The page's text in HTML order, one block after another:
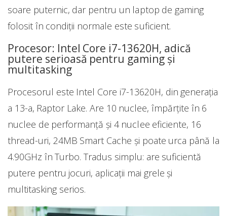
soare puternic, dar pentru un laptop de gaming
folosit în condiții normale este suficient.
Procesor: Intel Core i7-13620H, adică
putere serioasă pentru gaming și
multitasking
Procesorul este Intel Core i7-13620H, din generația
a 13-a, Raptor Lake. Are 10 nuclee, împărțite în 6
nuclee de performanță și 4 nuclee eficiente, 16
thread-uri, 24MB Smart Cache și poate urca până la
4.90GHz în Turbo. Tradus simplu: are suficientă
putere pentru jocuri, aplicații mai grele și
multitasking serios.